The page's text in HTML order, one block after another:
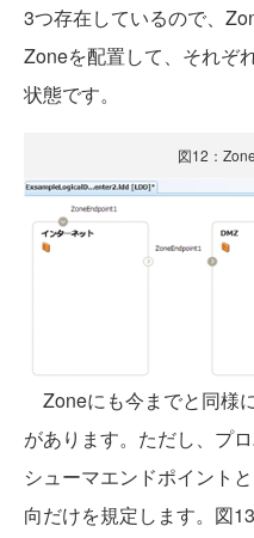
3つ存在しているので、
Zoneを配置して、それぞ
状態です。
図12：
Zoneにも今までと同様
があります。ただし、プ
シューマエンドポイント
向だけを規定します。図